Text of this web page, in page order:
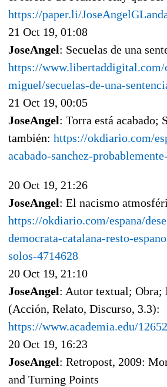
https://paper.li/
21 Oct 19, 01:08
JoseAngel: Secuelas de una
https://www.libertaddigital.com/
miguel/secuelas-de-una-
21 Oct 19, 00:05
JoseAngel: Torra está acabado;
también: https://okdiario.com/
acabado-sanchez-
20 Oct 19, 21:26
JoseAngel: El nacismo
https://okdiario.com/espana/
democrata-catalana-resto-
solos-4714628
20 Oct 19, 21:10
JoseAngel: Autor textual; Obra;
(Acción, Relato, Discurso, 3.3):
https://www.academia.edu/
20 Oct 19, 16:23
JoseAngel: Retropost, 2009:
and Turning Points